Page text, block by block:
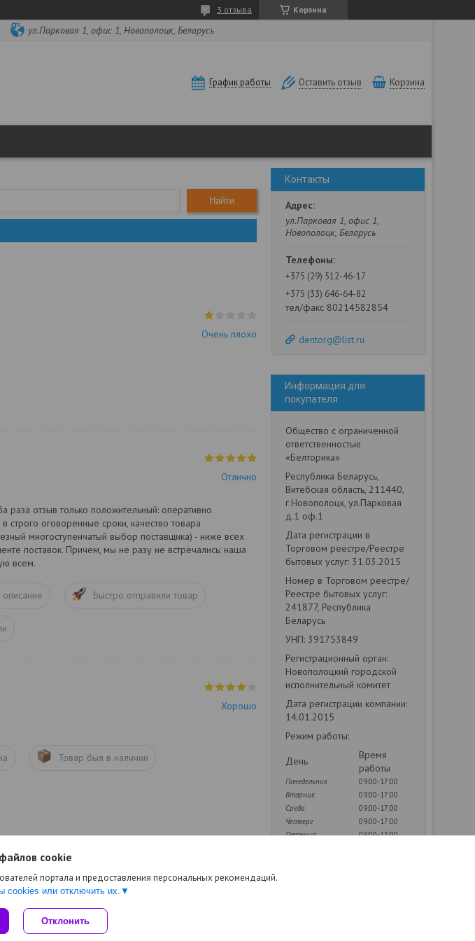
Корзина
3 отзыва
ул.Парковая 1, офис 1, Новополоцк, Беларусь
График работы Оставить отзыв Корзина
Найти
Очень плохо
Отлично
отзыв только положительный: оперативно
строго оговоренные сроки, качество товара
многоступенчатый выбор поставщика) - ниже всех
поставок. Причем, мы не разу не встречались: наша
всем.
описание Быстро отправили товар
Хорошо
Товар был в наличии
Контакты
ул.Парковая 1, офис 1,
Новополоцк, Беларусь
+375 (29) 512-46-17
+375 (33) 646-64-82
тел/факс 80214582854
dentorg@list.ru
Информация для
покупателя
Общество с ограниченной
ответственностью
«Белторика»
Республика Беларусь,
Витебская область, 211440,
г.Новополоцк, ул.Парковая
д.1 оф.1
Дата регистрации в
Торговом реестре/Реестре
бытовых услуг: 31.03.2015
Номер в Торговом реестре/
Реестре бытовых услуг:
241877, Республика
Беларусь
УНП: 391753849
Регистрационный орган:
Новополоцкий городской
исполнительный комитет
Дата регистрации компании:
14.01.2015
Режим работы:
День
Время
работы
Понедельник
09:00-17:00
Вторник
09:00-17:00
Среда
09:00-17:00
Четверг
09:00-17:00
Пятница
09:00-17:00
Deal.by
файлов cookies
cookie
портала и предоставления персональных рекомендаций.
cookies или отключить их.
Отклонить